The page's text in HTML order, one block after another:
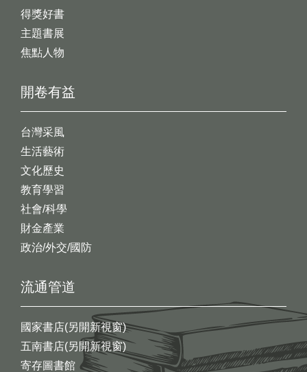
開卷有益
台灣采風
生活藝術
文化歷史
教育學習
社會/科學
財金產業
政治/外交/國防
得獎好書
主題書展
焦點人物
流通管道
國家書店(另開新視窗)
五南書店(另開新視窗)
寄存圖書館